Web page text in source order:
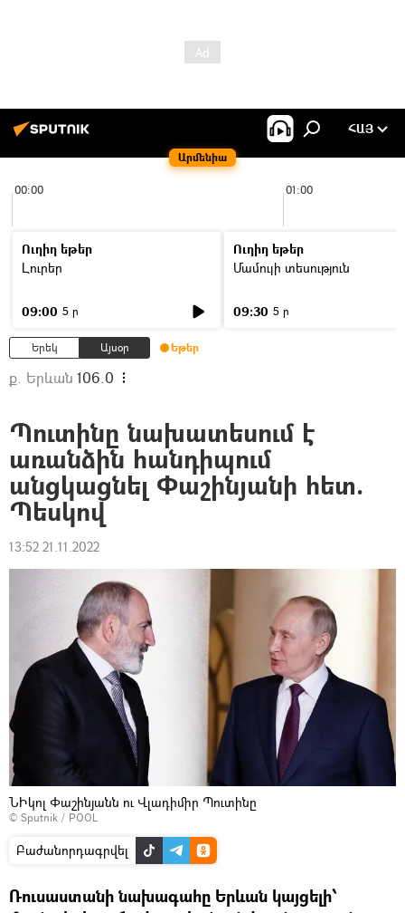
Արմենիա
ՀԱՅ
00:00 01:00
Ուղիղ եթեր
Լուրեր
09:00 5 ր
Ուղիղ եթեր
Մամուլի տեսություն
09:30 5 ր
Երեկ Այսօր Եթեր
ք. Երևան 106.0
Պուտինը նախատեսում է
առանձին հանդիպում
անցկացնել Փաշինյանի հետ.
Պեսկով
13:52 21.11.2022
ՆԻկոլ Փաշինյանն ու Վլադիմիր Պուտինը
© Sputnik / POOL
Բաժանորդագրվել
Ռուսաստանի նախագահը Երևան կայցելի՝